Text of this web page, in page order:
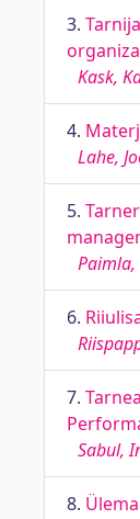
3.
Kask,
4.
Lahe,
5.
6.
7.
Sabul,
8.